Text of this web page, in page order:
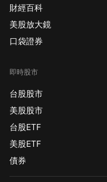
財經百科
美股放大鏡
口袋證券
即時股市
台股股市
美股股市
台股ETF
美股ETF
債券